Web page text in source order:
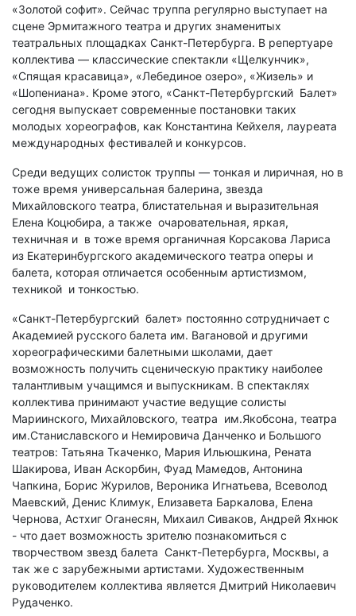
«Золотой софит». Сейчас труппа регулярно выступает на
сцене Эрмитажного театра и других знаменитых
театральных площадках Санкт-Петербурга. В репертуаре
коллектива — классические спектакли «Щелкунчик»,
«Спящая красавица», «Лебединое озеро», «Жизель» и
«Шопениана». Кроме этого, «Санкт-Петербургский Балет»
сегодня выпускает современные постановки таких
молодых хореографов, как Константина Кейхеля, лауреата
международных фестивалей и конкурсов.
Среди ведущих солисток труппы — тонкая и лиричная, но в
тоже время универсальная балерина, звезда
Михайловского театра, блистательная и выразительная
Елена Коцюбира, а также очаровательная, яркая,
техничная и в тоже время органичная Корсакова Лариса
из Екатеринбургского академического театра оперы и
балета, которая отличается особенным артистизмом,
техникой и тонкостью.
«Санкт-Петербургский балет» постоянно сотрудничает с
Академией русского балета им. Вагановой и другими
хореографическими балетными школами, дает
возможность получить сценическую практику наиболее
талантливым учащимся и выпускникам. В спектаклях
коллектива принимают участие ведущие солисты
Мариинского, Михайловского, театра им.Якобсона, театра
им.Станиславского и Немировича Данченко и Большого
театров: Татьяна Ткаченко, Мария Ильюшкина, Рената
Шакирова, Иван Аскорбин, Фуад Мамедов, Антонина
Чапкина, Борис Журилов, Вероника Игнатьева, Всеволод
Маевский, Денис Климук, Елизавета Баркалова, Елена
Чернова, Астхиг Оганесян, Михаил Сиваков, Андрей Яхнюк
- что дает возможность зрителю познакомиться с
творчеством звезд балета Санкт-Петербурга, Москвы, а
так же с зарубежными артистами. Художественным
руководителем коллектива является Дмитрий Николаевич
Рудаченко.